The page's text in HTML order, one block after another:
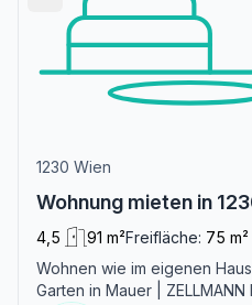
1230 Wien
Wohnung mieten in
4,5 91 m²Freifläche: 75 m²
Wohnen wie im eigenen
Garten in Mauer | ZELLMANN